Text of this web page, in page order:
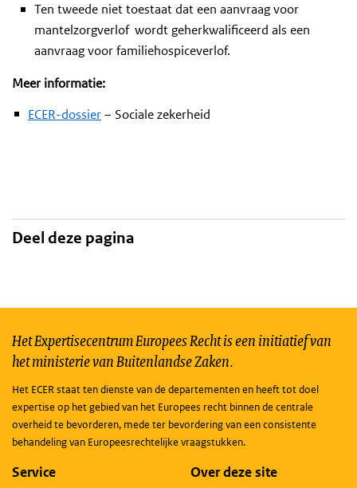
Ten tweede niet toestaat dat een aanvraag voor
mantelzorgverlof wordt geherkwalificeerd als een
aanvraag voor familiehospiceverlof.
Meer informatie:
ECER-dossier– Sociale zekerheid
Deel deze pagina
Het Expertisecentrum Europees Recht is een initiatief van
het ministerie van Buitenlandse Zaken.
Het ECER staat ten dienste van de departementen en heeft tot doel
expertise op het gebied van het Europees recht binnen de centrale
overheid te bevorderen, mede ter bevordering van een consistente
behandeling van Europeesrechtelijke vraagstukken.
Service Over deze site